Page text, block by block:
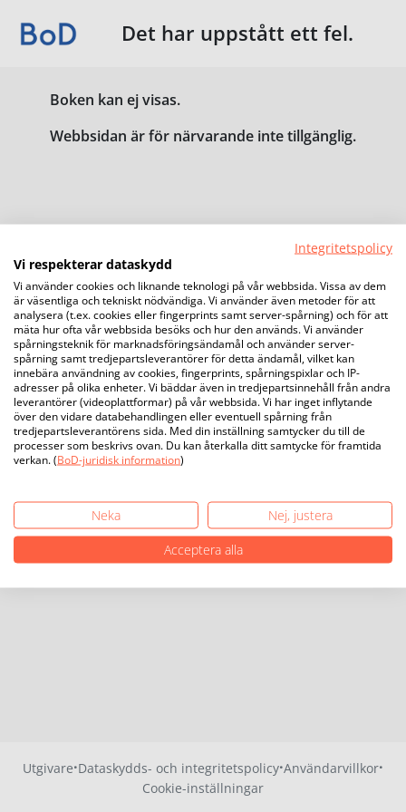
Det har uppstått ett fel.
Boken kan ej visas.
Webbsidan är för närvarande inte tillgänglig.
Utgivare·Dataskydds- och integritetspolicy·Användarvillkor·
Cookie-inställningar
Integritetspolicy
Vi respekterar dataskydd
Vi använder cookies och liknande teknologi på vår webbsida. Vissa av dem
är väsentliga och tekniskt nödvändiga. Vi använder även metoder för att
analysera (t.ex. cookies eller fingerprints samt server-spårning) och för att
mäta hur ofta vår webbsida besöks och hur den används. Vi använder
spårningsteknik för marknadsföringsändamål och använder server-
spårning samt tredjepartsleverantörer för detta ändamål, vilket kan
innebära användning av cookies, fingerprints, spårningspixlar och IP-
adresser på olika enheter. Vi bäddar även in tredjepartsinnehåll från andra
leverantörer (videoplattformar) på vår webbsida. Vi har inget inflytande
över den vidare databehandlingen eller eventuell spårning från
tredjepartsleverantörens sida. Med din inställning samtycker du till de
processer som beskrivs ovan. Du kan återkalla ditt samtycke för framtida
verkan. (BoD-juridisk information)
Neka
Nej, justera
Acceptera alla